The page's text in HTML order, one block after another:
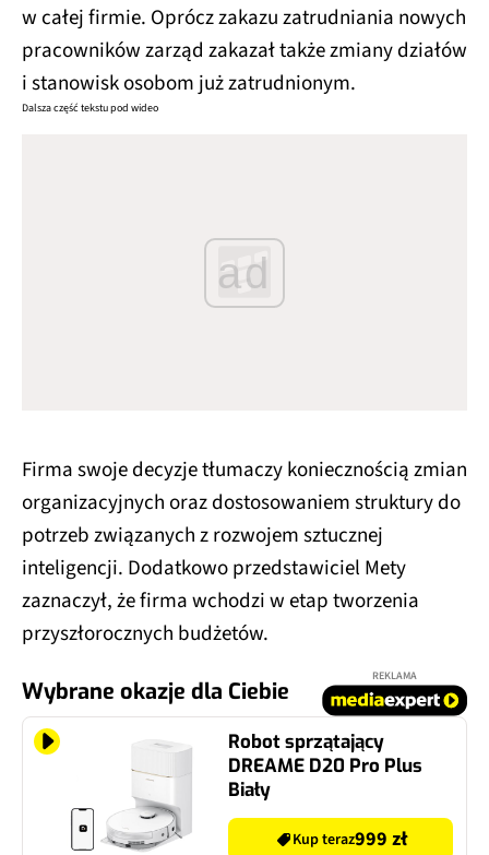
w całej firmie. Oprócz zakazu zatrudniania nowych
pracowników zarząd zakazał także zmiany działów
i stanowisk osobom już zatrudnionym.
Dalsza część tekstu pod wideo
ad
Firma swoje decyzje tłumaczy koniecznością zmian
organizacyjnych oraz dostosowaniem struktury do
potrzeb związanych z rozwojem sztucznej
inteligencji. Dodatkowo przedstawiciel Mety
zaznaczył, że firma wchodzi w etap tworzenia
przyszłorocznych budżetów.
Wybrane okazje dla Ciebie
REKLAMA
Robot sprzątający
DREAME D20 Pro Plus
Biały
Kup teraz999 zł